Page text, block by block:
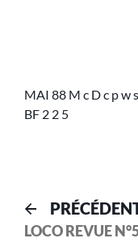
MAI 88 M c D c p
BF 2 2 5
LOCO REVUE